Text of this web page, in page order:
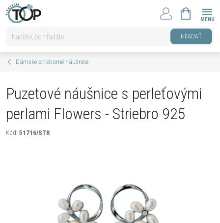
Prejsť
na
HĽADAŤ
KOŠÍK
Dámske strieborné náušnice
Puzetové náušnice s perleťovými
perlami Flowers - Striebro 925
Kód: 51716/STR